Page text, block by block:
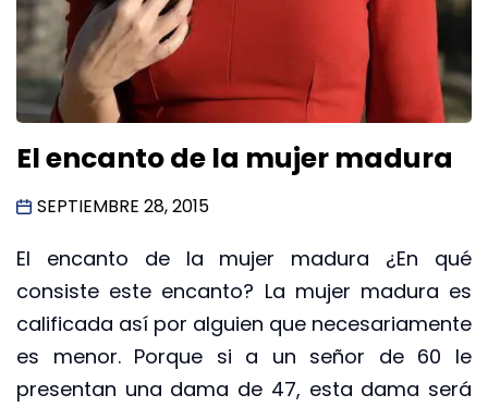
El encanto de la mujer madura
SEPTIEMBRE 28, 2015
El encanto de la mujer madura ¿En qué
consiste este encanto? La mujer madura es
calificada así por alguien que necesariamente
es menor. Porque si a un señor de 60 le
presentan una dama de 47, esta dama será